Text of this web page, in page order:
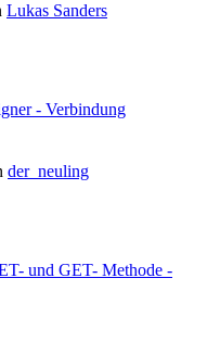
Lukas Sanders
- Verbindung
der_neuling
und GET- Methode -